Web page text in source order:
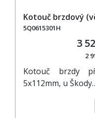
Kotouč brzdový
5Q0615301H
3
2
Kotouč brzdy
5x112mm, u